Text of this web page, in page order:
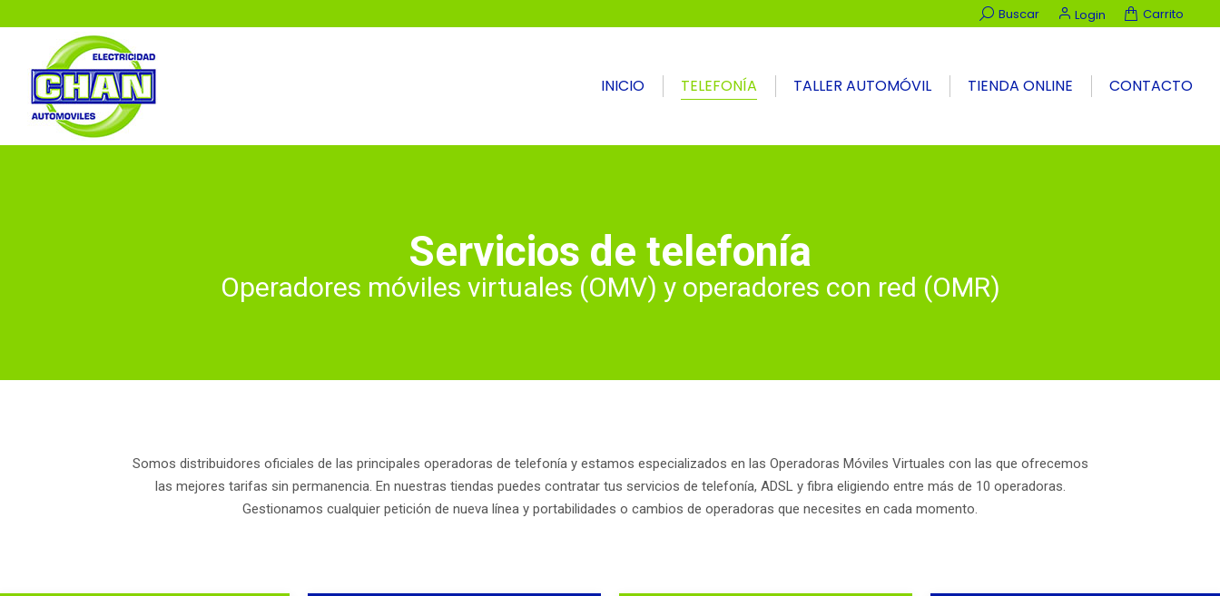
Buscar:
Buscar Login Carrito
INICIO TELEFONÍA TALLER AUTOMÓVIL TIENDA ONLINE CONTACTO
Servicios de telefonía
Operadores móviles virtuales (OMV) y operadores con red (OMR)
Somos distribuidores oficiales de las principales operadoras de telefonía y estamos especializados en las Operadoras Móviles Virtuales con las que ofrecemos
las mejores tarifas sin permanencia. En nuestras tiendas puedes contratar tus servicios de telefonía, ADSL y fibra eligiendo entre más de 10 operadoras.
Gestionamos cualquier petición de nueva línea y portabilidades o cambios de operadoras que necesites en cada momento.